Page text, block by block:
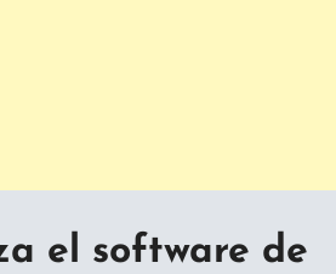
el software de